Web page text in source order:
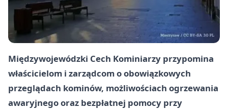
Międzywojewódzki Cech Kominiarzy przypomina
właścicielom i zarządcom o obowiązkowych
przeglądach kominów, możliwościach ogrzewania
awaryjnego oraz bezpłatnej pomocy przy